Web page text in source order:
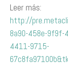
Leer más:
http://
8a90-458e-9f9f-
4411-9715-